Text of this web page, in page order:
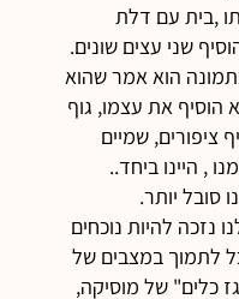
,בית עם דלת
שני עצים שונים.
הוא אמר שהוא
את עצמו, גוף
ציפורים, שמיים
, היינו ביחד..
נזכה להיות נוכחים
לתמוך במצבים של
כלים" של מוסיקה,